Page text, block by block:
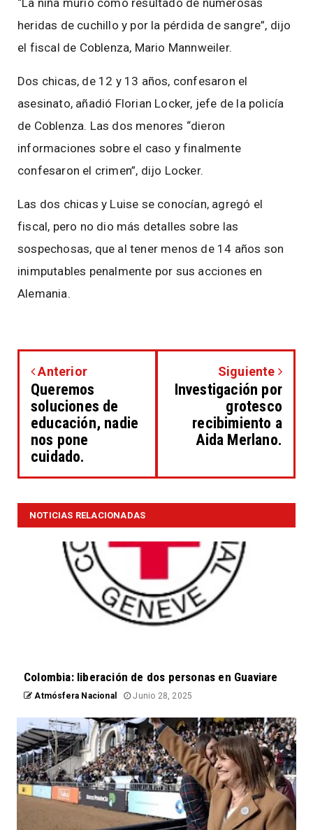
“La niña murió como resultado de numerosas
heridas de cuchillo y por la pérdida de sangre”, dijo
el fiscal de Coblenza, Mario Mannweiler.
Dos chicas, de 12 y 13 años, confesaron el
asesinato, añadió Florian Locker, jefe de la policía
de Coblenza. Las dos menores “dieron
informaciones sobre el caso y finalmente
confesaron el crimen”, dijo Locker.
Las dos chicas y Luise se conocían, agregó el
fiscal, pero no dio más detalles sobre las
sospechosas, que al tener menos de 14 años son
inimputables penalmente por sus acciones en
Alemania.
Anterior
Queremos
soluciones de
educación, nadie
nos pone
cuidado.
Siguiente
Investigación por
grotesco
recibimiento a
Aida Merlano.
NOTICIAS RELACIONADAS
Colombia: liberación de dos personas en Guaviare
Atmósfera Nacional Junio 28, 2025